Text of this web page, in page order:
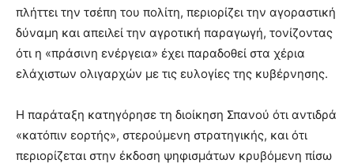
πλήττει την τσέπη του πολίτη, περιορίζει την αγοραστική
δύναμη και απειλεί την αγροτική παραγωγή, τονίζοντας
ότι η «πράσινη ενέργεια» έχει παραδοθεί στα χέρια
ελάχιστων ολιγαρχών με τις ευλογίες της κυβέρνησης.
Η παράταξη κατηγόρησε τη διοίκηση Σπανού ότι αντιδρά
«κατόπιν εορτής», στερούμενη στρατηγικής, και ότι
περιορίζεται στην έκδοση ψηφισμάτων κρυβόμενη πίσω